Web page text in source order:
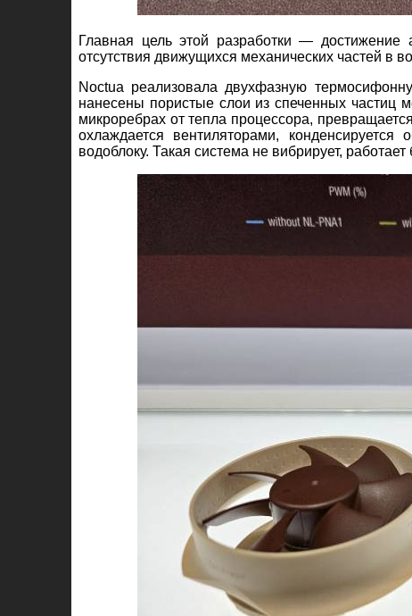
Главная цель этой разработки —
отсутствия движущихся механических частей в
Noctua реализовала двухфазную
нанесены пористые слои из спеченных частиц
микроребрах от тепла процессора,
охлаждается вентиляторами,
водоблоку. Такая система не вибрирует,